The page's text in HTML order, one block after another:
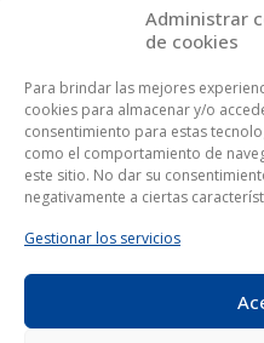
Administrar
de cookies
Para brindar las mejores
cookies para almacenar y/o
consentimiento para estas
como el comportamiento de
este sitio. No dar su
negativamente a ciertas
Gestionar los servicios
Este sitio web utiliza